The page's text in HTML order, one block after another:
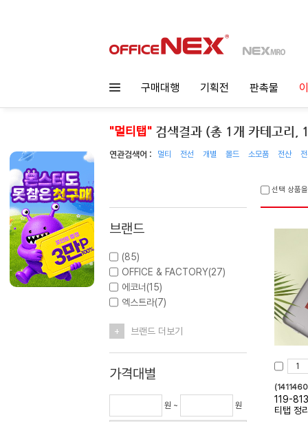
구매대행 기획전 판촉물
"멀티탭" 검색결과 (총 1개 카테고리,
연관검색어 : 멀티 전선 개별 몰드 소모품 전산
브랜드
(85)
OFFICE & FACTORY(27)
에코너(15)
엑스트라(7)
+ 브랜드 더보기
가격대별
원 ~ 원
선택 상품을
119-
티탭 정